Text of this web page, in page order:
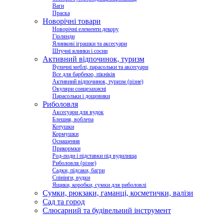
Ваги
Праска
Новорічні товари
Новорічні елементи декору
Гірлянди
Ялинкові іграшки та аксесуари
Штучні ялинки і сосни
Активний відпочинок, туризм
Вуличні меблі, парасольки та аксесуари
Все для барбекю, пікніків
Активний відпочинок, туризм (різне)
Окуляри сонцезахисні
Парасольки і дощовики
Риболовля
Аксесуари для вудок
Блешня, воблера
Котушки
Кормушки
Оснащення
Прикормки
Род-поди і підставки під вудилища
Риболовля (різне)
Садки, підсаки, багри
Спінінги, вудки
Ящики, коробки, сумки для риболовлі
Сумки, рюкзаки, гаманці, косметички, валізи
Сад та город
Слюсарний та будівельний інструмент